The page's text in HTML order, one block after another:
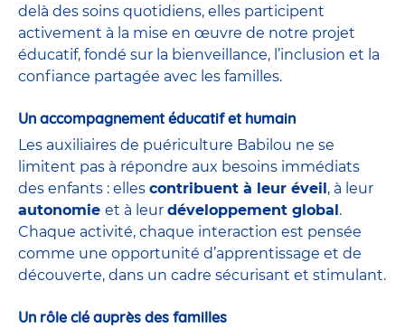
delà des soins quotidiens, elles participent
activement à la mise en œuvre de notre projet
éducatif, fondé sur la bienveillance, l’inclusion et la
confiance partagée avec les familles.
Un accompagnement éducatif et humain
Les auxiliaires de puériculture Babilou ne se
limitent pas à répondre aux besoins immédiats
des enfants : elles contribuent à leur éveil , à leur
autonomie et à leur développement global .
Chaque activité, chaque interaction est pensée
comme une opportunité d’apprentissage et de
découverte, dans un cadre sécurisant et stimulant.
Un rôle clé auprès des familles